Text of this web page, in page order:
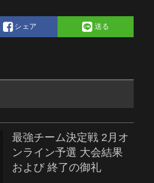
シェア 送る
最強チーム決定戦 2月オ
ンライン予選 大会結果
および 終了の御礼